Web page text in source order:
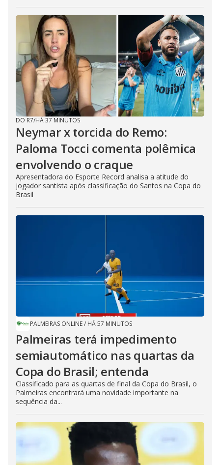
DO R7/HÁ 37 MINUTOS
Neymar x torcida do Remo:
Paloma Tocci comenta polêmica
envolvendo o craque
Apresentadora do Esporte Record analisa a atitude do
jogador santista após classificação do Santos na Copa do
Brasil
PALMEIRAS ONLINE/ HÁ 57 MINUTOS
Palmeiras terá impedimento
semiautomático nas quartas da
Copa do Brasil; entenda
Classificado para as quartas de final da Copa do Brasil, o
Palmeiras encontrará uma novidade importante na
sequência da...